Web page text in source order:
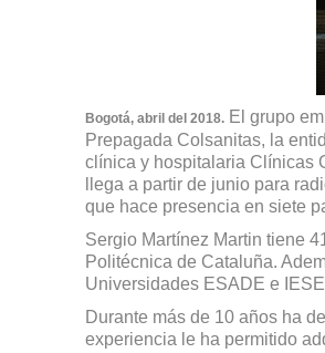
Bogotá, abril del 2018.El grupo
Prepagada Colsanitas, la
clínica y hospitalaria Clínicas
llega a partir de junio para
que hace presencia en siete
Sergio Martínez Martin tiene
Politécnica de Cataluña.
Universidades ESADE e
Durante más de 10 años ha
experiencia le ha permitido